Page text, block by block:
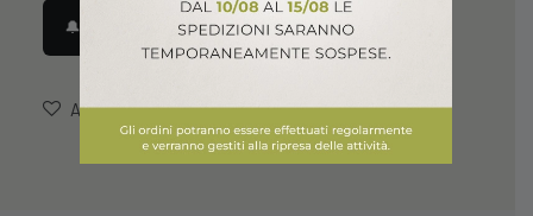
🔔 Avvisami quando disponibile
AGGIUNGI ALLA LISTA DEI DESIDERI